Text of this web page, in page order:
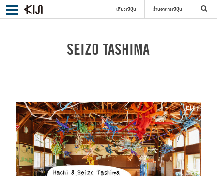
เที่ยวญี่ปุ่น ร้านอาหารญี่ปุ่น
ค้นหา
SEIZO TASHIMA